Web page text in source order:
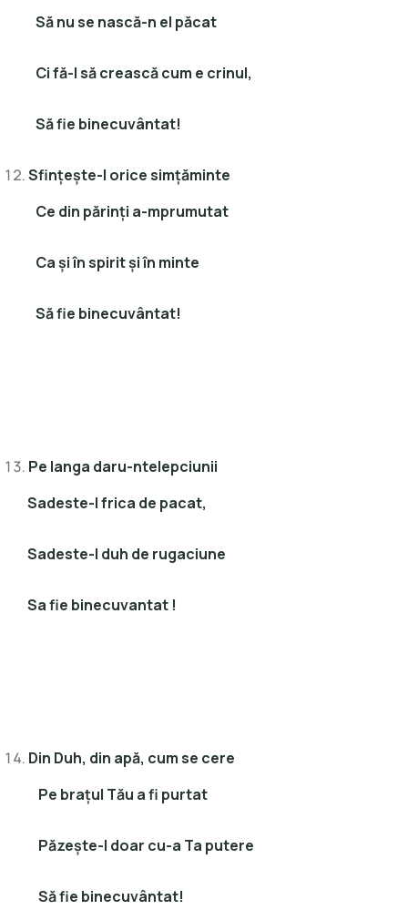
Să nu se nască-n el păcat
Ci fă-l să crească cum e crinul,
Să fie binecuvântat!
Sfinţeşte-I orice simţăminte
Ce din părinţi a-mprumutat
Ca şi în spirit şi în minte
Să fie binecuvântat!
Pe langa daru-ntelepciunii
Sadeste-I frica de pacat,
Sadeste-I duh de rugaciune
Sa fie binecuvantat !
Din Duh, din apă, cum se cere
Pe braţul Tău a fi purtat
Păzeşte-l doar cu-a Ta putere
Să fie binecuvântat!